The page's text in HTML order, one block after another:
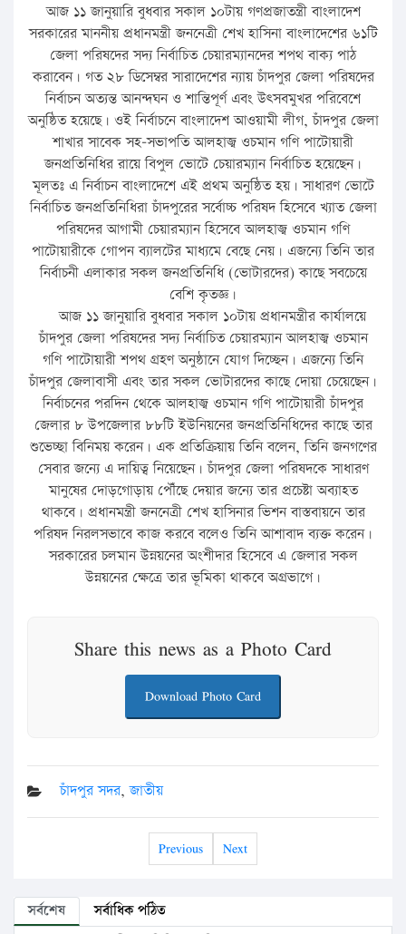
আজ ১১ জানুয়ারি বুধবার সকাল ১০টায় গণপ্রজাতন্ত্রী বাংলাদেশ
সরকারের মাননীয় প্রধানমন্ত্রী জননেত্রী শেখ হাসিনা বাংলাদেশের ৬১টি
জেলা পরিষদের সদ্য নির্বাচিত চেয়ারম্যানদের শপথ বাক্য পাঠ
করাবেন। গত ২৮ ডিসেম্বর সারাদেশের ন্যায় চাঁদপুর জেলা পরিষদের
নির্বাচন অত্যন্ত আনন্দঘন ও শান্তিপূর্ণ এবং উৎসবমুখর পরিবেশে
অনুষ্ঠিত হয়েছে। ওই নির্বাচনে বাংলাদেশ আওয়ামী লীগ, চাঁদপুর জেলা
শাখার সাবেক সহ-সভাপতি আলহাজ্ব ওচমান গণি পাটোয়ারী
জনপ্রতিনিধির রায়ে বিপুল ভোটে চেয়ারম্যান নির্বাচিত হয়েছেন।
মূলতঃ এ নির্বাচন বাংলাদেশে এই প্রথম অনুষ্ঠিত হয়। সাধারণ ভোটে
নির্বাচিত জনপ্রতিনিধিরা চাঁদপুরের সর্বোচ্চ পরিষদ হিসেবে খ্যাত জেলা
পরিষদের আগামী চেয়ারম্যান হিসেবে আলহাজ্ব ওচমান গণি
পাটোয়ারীকে গোপন ব্যালটের মাধ্যমে বেছে নেয়। এজন্যে তিনি তার
নির্বাচনী এলাকার সকল জনপ্রতিনিধি (ভোটারদের) কাছে সবচেয়ে
বেশি কৃতজ্ঞ।
আজ ১১ জানুয়ারি বুধবার সকাল ১০টায় প্রধানমন্ত্রীর কার্যালয়ে
চাঁদপুর জেলা পরিষদের সদ্য নির্বাচিত চেয়ারম্যান আলহাজ্ব ওচমান
গণি পাটোয়ারী শপথ গ্রহণ অনুষ্ঠানে যোগ দিচ্ছেন। এজন্যে তিনি
চাঁদপুর জেলাবাসী এবং তার সকল ভোটারদের কাছে দোয়া চেয়েছেন।
নির্বাচনের পরদিন থেকে আলহাজ্ব ওচমান গণি পাটোয়ারী চাঁদপুর
জেলার ৮ উপজেলার ৮৮টি ইউনিয়নের জনপ্রতিনিধিদের কাছে তার
শুভেচ্ছা বিনিময় করেন। এক প্রতিক্রিয়ায় তিনি বলেন, তিনি জনগণের
সেবার জন্যে এ দায়িত্ব নিয়েছেন। চাঁদপুর জেলা পরিষদকে সাধারণ
মানুষের দোড়গোড়ায় পৌঁছে দেয়ার জন্যে তার প্রচেষ্টা অব্যাহত
থাকবে। প্রধানমন্ত্রী জননেত্রী শেখ হাসিনার ভিশন বাস্তবায়নে তার
পরিষদ নিরলসভাবে কাজ করবে বলেও তিনি আশাবাদ ব্যক্ত করেন।
সরকারের চলমান উন্নয়নের অংশীদার হিসেবে এ জেলার সকল
উন্নয়নের ক্ষেত্রে তার ভূমিকা থাকবে অগ্রভাগে।
Share this news as a Photo Card
Download Photo Card
চাঁদপুর সদর,জাতীয়
Previous Next
সর্বশেষ সর্বাধিক পঠিত